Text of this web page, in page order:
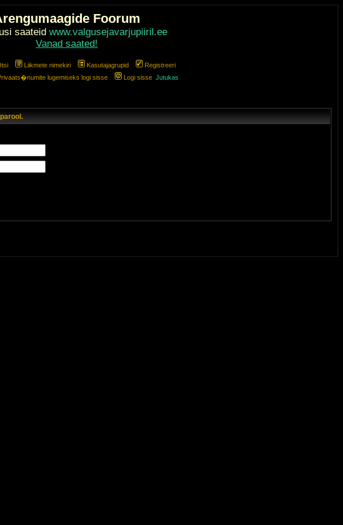
Foorum
saateid www.valgusejavarjupiiril.ee
Vanad saated!
Liikmete nimekiri Kasutajagrupid
Registreeri
lugemiseks logi sisse Logi sisse Jutukas